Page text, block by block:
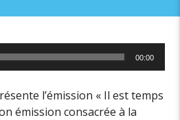
00:00
l’émission « Il est temps
émission consacrée à la